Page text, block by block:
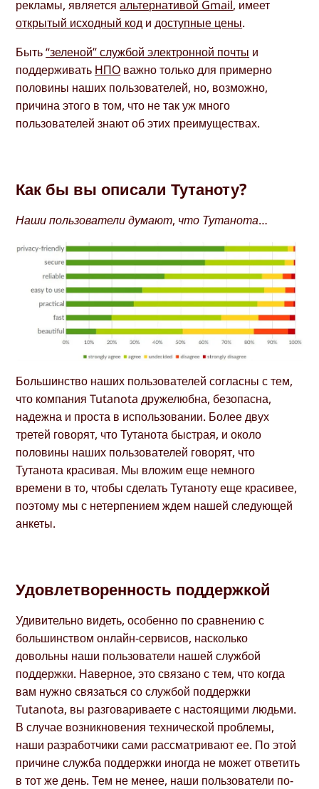
рекламы, являетсяальтернативой Gmail, имеет
открытый исходный код идоступные цены.
Быть“зеленой” службой электронной почты и
поддерживать НПО важно только для примерно
половины наших пользователей, но, возможно,
причина этого в том, что не так уж много
пользователей знают об этих преимуществах.
Как бы вы описали Тутаноту?
Наши пользователи думают, что Тутанота…
Большинство наших пользователей согласны с тем,
что компания Tutanota дружелюбна, безопасна,
надежна и проста в использовании. Более двух
третей говорят, что Тутанота быстрая, и около
половины наших пользователей говорят, что
Тутанота красивая. Мы вложим еще немного
времени в то, чтобы сделать Тутаноту еще красивее,
поэтому мы с нетерпением ждем нашей следующей
анкеты.
Удовлетворенность поддержкой
Удивительно видеть, особенно по сравнению с
большинством онлайн-сервисов, насколько
довольны наши пользователи нашей службой
поддержки. Наверное, это связано с тем, что когда
вам нужно связаться со службой поддержки
Tutanota, вы разговариваете с настоящими людьми.
В случае возникновения технической проблемы,
наши разработчики сами рассматривают ее. По этой
причине служба поддержки иногда не может ответить
в тот же день. Тем не менее, наши пользователи по-